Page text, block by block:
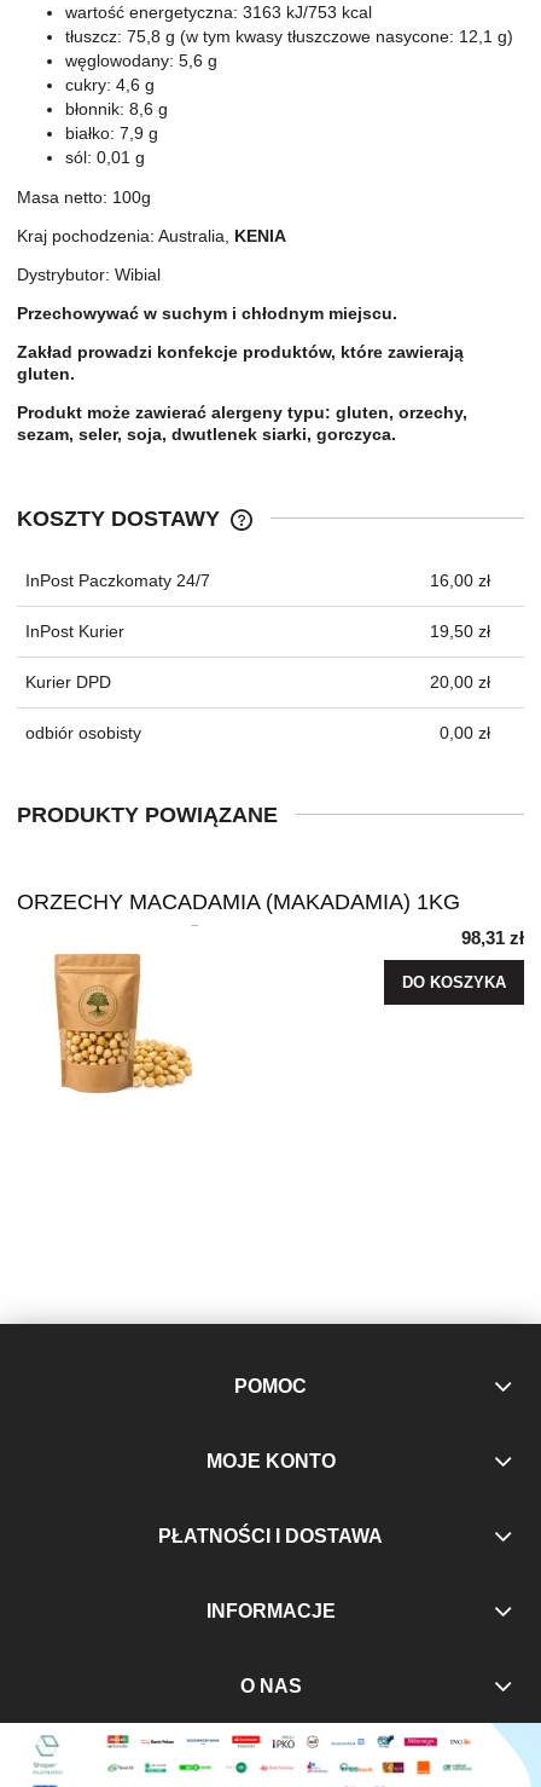
wartość energetyczna: 3163 kJ/753 kcal
tłuszcz: 75,8 g (w tym kwasy tłuszczowe nasycone: 12,1 g)
węglowodany: 5,6 g
cukry: 4,6 g
błonnik: 8,6 g
białko: 7,9 g
sól: 0,01 g
Masa netto: 100g
Kraj pochodzenia: Australia, KENIA
Dystrybutor: Wibial
Przechowywać w suchym i chłodnym miejscu.
Zakład prowadzi konfekcje produktów, które zawierają
gluten.
Produkt może zawierać alergeny typu: gluten, orzechy,
sezam, seler, soja, dwutlenek siarki, gorczyca.
KOSZTY DOSTAWY
InPost Paczkomaty 24/7 16,00 zł
InPost Kurier 19,50 zł
Kurier DPD 20,00 zł
odbiór osobisty 0,00 zł
PRODUKTY POWIĄZANE
ORZECHY MACADAMIA (MAKADAMIA) 1KG
98,31 zł
DO KOSZYKA
POMOC
MOJE KONTO
PŁATNOŚCI I DOSTAWA
INFORMACJE
O NAS